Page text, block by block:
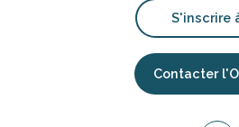
S'inscrire
Contacter